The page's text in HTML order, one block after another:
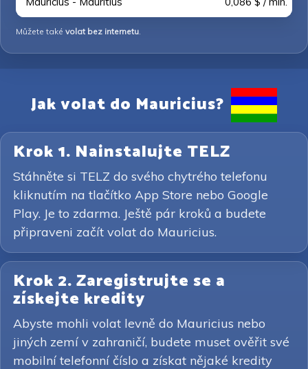
Můžete také volat bez internetu.
Jak volat do Mauricius?
Krok 1. Nainstalujte TELZ
Stáhněte si TELZ do svého chytrého telefonu
kliknutím na tlačítko App Store nebo Google
Play. Je to zdarma. Ještě pár kroků a budete
připraveni začít volat do Mauricius.
Krok 2. Zaregistrujte se a
získejte kredity
Abyste mohli volat levně do Mauricius nebo
jiných zemí v zahraničí, budete muset ověřit své
mobilní telefonní číslo a získat nějaké kredity